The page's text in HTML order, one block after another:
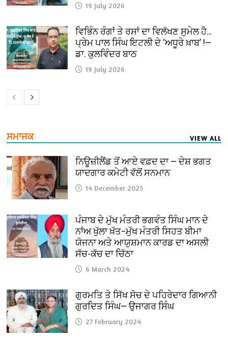
19 July 2026
ਵਿਭਿੰਨ ਰੰਗਾਂ ਤੇ ਰਸਾਂ ਦਾ ਵਿਲੱਖਣ ਸੁਮੇਲ ਹੈ…
ਪ੍ਰੇਮ ਪਾਲ ਸਿੰਘ ਇਟਲੀ ਦੇ ‘ਅਧੂਰੇ ਖ਼ਾਬ’ !—
ਡਾ. ਕੁਲਵਿੰਦਰ ਬਾਠ
19 July 2026
ਸਮਾਜਕ VIEW ALL
ਨਿਊਜ਼ੀਲੈਂਡ ਤੋਂ ਆਏ ਵਫ਼ਦ ਦਾ — ਦੇਸ਼ ਭਗਤ
ਯਾਦਗਾਰ ਕਮੇਟੀ ਵੱਲੋਂ ਸਨਮਾਨ
14 December 2025
ਪੰਜਾਬ ਦੇ ਮੁੱਖ ਮੰਤਰੀ ਭਗਵੰਤ ਸਿੰਘ ਮਾਨ ਦੇ
ਨਾਂਅ ਖੁੱਲਾ ਖ਼ੱਤ–ਮੁੱਖ ਮੰਤਰੀ ਸਿਹਤ ਬੀਮਾ
ਯੋਜਨਾ ਅਤੇ ਆਯੁਸ਼ਮਾਨ ਕਾਰਡ ਦਾ ਅਸਲੀ
ਸੱਚ-ਕੱਚ ਦਾ ਚਿੱਠਾ
6 March 2024
ਗੁਰਮਤਿ ਤੇ ਸਿੱਖ ਸੋਚ ਦੇ ਪਹਿਰੇਦਾਰ ਗਿਆਨੀ
ਗੁਰਦਿਤ ਸਿੰਘ— ਉਜਾਗਰ ਸਿੰਘ
27 February 2024